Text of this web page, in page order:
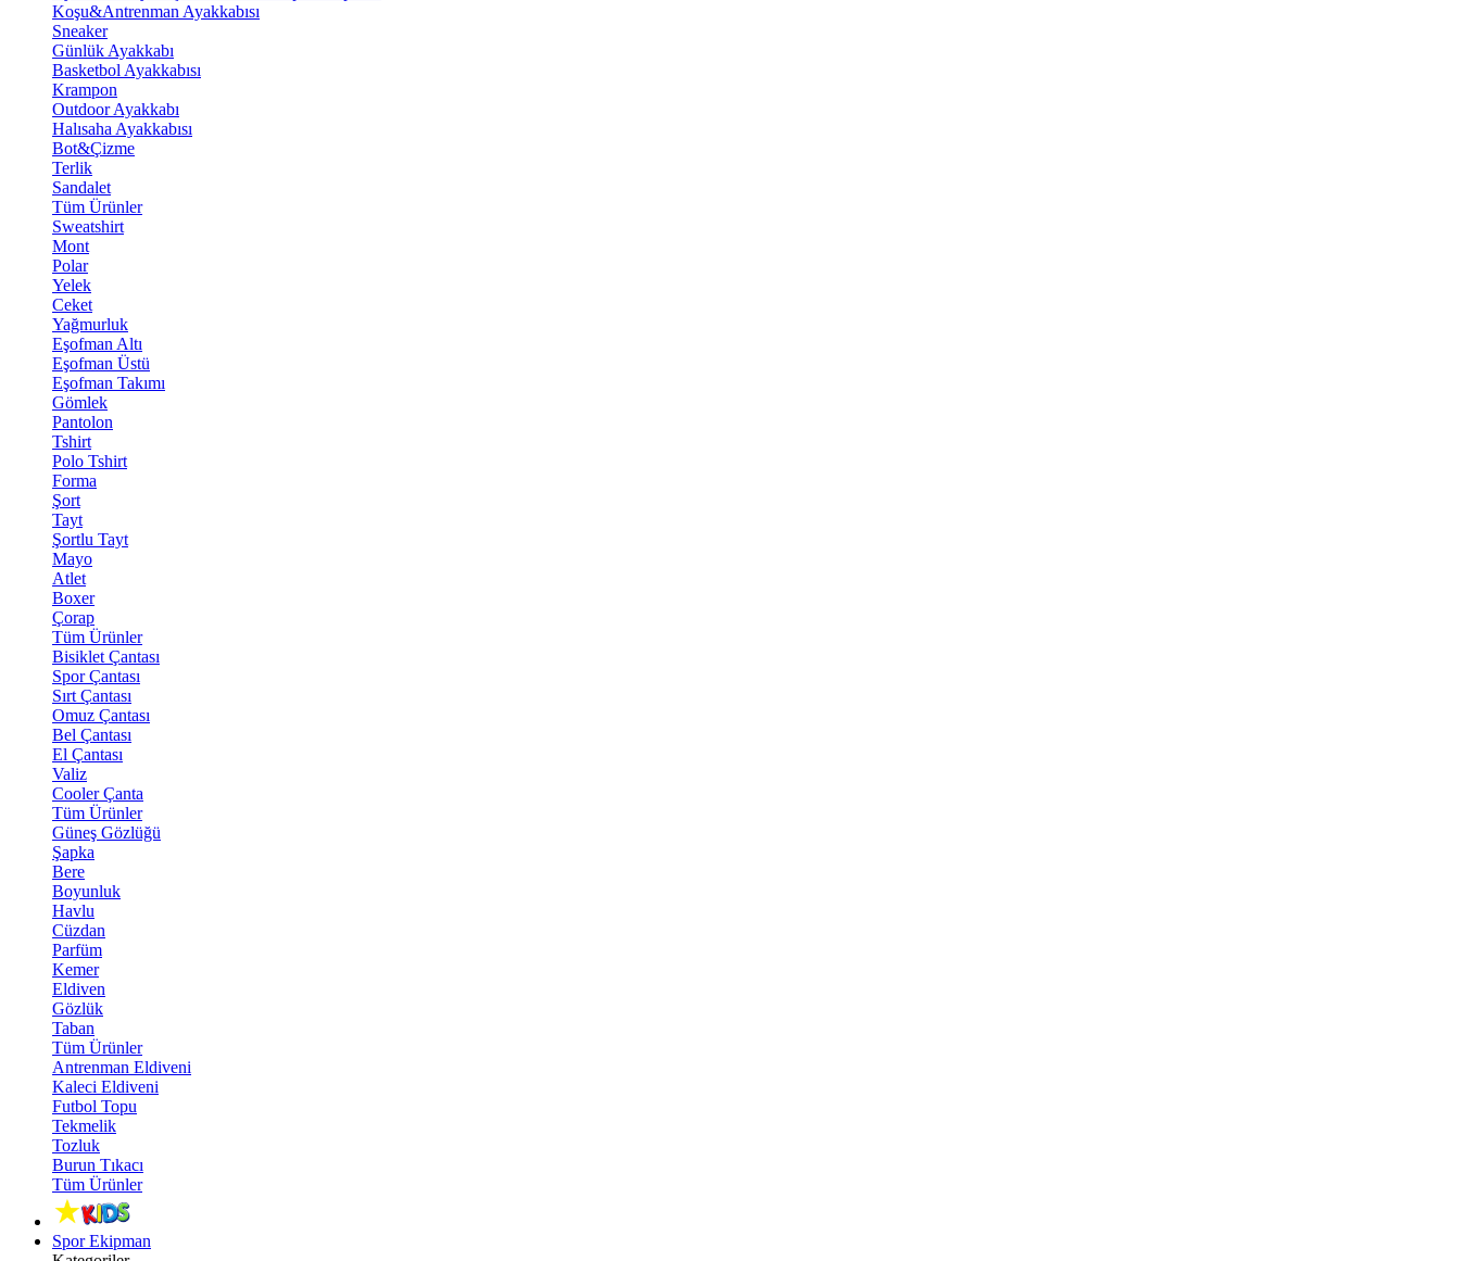
Koşu&Antrenman Ayakkabısı
Sneaker
Günlük Ayakkabı
Basketbol Ayakkabısı
Krampon
Outdoor Ayakkabı
Halısaha Ayakkabısı
Bot&Çizme
Terlik
Sandalet
Tüm Ürünler
Sweatshirt
Mont
Polar
Yelek
Ceket
Yağmurluk
Eşofman Altı
Eşofman Üstü
Eşofman Takımı
Gömlek
Pantolon
Tshirt
Polo Tshirt
Forma
Şort
Tayt
Şortlu Tayt
Mayo
Atlet
Boxer
Çorap
Tüm Ürünler
Bisiklet Çantası
Spor Çantası
Sırt Çantası
Omuz Çantası
Bel Çantası
El Çantası
Valiz
Cooler Çanta
Tüm Ürünler
Güneş Gözlüğü
Şapka
Bere
Boyunluk
Havlu
Cüzdan
Parfüm
Kemer
Eldiven
Gözlük
Taban
Tüm Ürünler
Antrenman Eldiveni
Kaleci Eldiveni
Futbol Topu
Tekmelik
Tozluk
Burun Tıkacı
Tüm Ürünler
Spor Ekipman